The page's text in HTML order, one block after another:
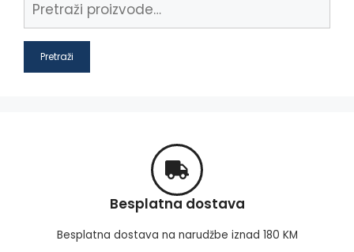
Pretraži
Besplatna dostava
Besplatna dostava na narudžbe iznad 180 KM